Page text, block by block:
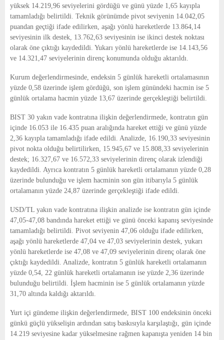
N
U
yüksek 14.219,96 seviyelerini gördüğü ve günü yüzde 1,65 kayıpla
tamamladığı belirtildi. Teknik görünümde pivot seviyenin 14.042,05
puandan geçtiği ifade edilirken, aşağı yönlü hareketlerde 13.864,14
seviyesinin ilk destek, 13.762,63 seviyesinin ise ikinci destek noktası
olarak öne çıktığı kaydedildi. Yukarı yönlü hareketlerde ise 14.143,56
ve 14.321,47 seviyelerinin direnç konumunda olduğu aktarıldı.
Kurum değerlendirmesinde, endeksin 5 günlük hareketli ortalamasının
yüzde 0,58 üzerinde işlem gördüğü, son işlem günündeki hacmin ise 5
günlük ortalama hacmin yüzde 13,67 üzerinde gerçekleştiği belirtildi.
BIST 30 yakın vade kontratına ilişkin değerlendirmede, kontratın gün
içinde 16.053 ile 16.435 puan aralığında hareket ettiği ve günü yüzde
2,36 kayıpla tamamladığı ifade edildi. Analizde, 16.190,33 seviyesinin
pivot nokta olduğu belirtilirken, 15.945,67 ve 15.808,33 seviyelerinin
destek; 16.327,67 ve 16.572,33 seviyelerinin direnç olarak izlendiği
kaydedildi. Ayrıca kontratın 5 günlük hareketli ortalamanın yüzde 0,28
üzerinde bulunduğu ve işlem hacminin son gün itibarıyla 5 günlük
ortalamanın yüzde 24,87 üzerinde gerçekleştiği ifade edildi.
USD/TL yakın vade kontratına ilişkin analizde ise kontratın gün içinde
47,05-47,08 bandında hareket ettiği ve günü önceki kapanış seviyesinde
tamamladığı belirtildi. Pivot seviyenin 47,06 olduğu ifade edilirken,
aşağı yönlü hareketlerde 47,04 ve 47,03 seviyelerinin destek, yukarı
yönlü hareketlerde ise 47,08 ve 47,09 seviyelerinin direnç olarak öne
çıktığı kaydedildi. Analizde, kontratın 5 günlük hareketli ortalamanın
yüzde 0,54, 22 günlük hareketli ortalamanın ise yüzde 2,36 üzerinde
bulunduğu belirtildi. İşlem hacminin ise 5 günlük ortalamanın yüzde
31,70 altında kaldığı aktarıldı.
Yurt içi gündeme ilişkin değerlendirmede, BIST 100 endeksinin önceki
günkü güçlü yükselişin ardından satış baskısıyla karşılaştığı, gün içinde
14.219 seviyesine kadar yükselmesine rağmen kapanışta yeniden 14 bin